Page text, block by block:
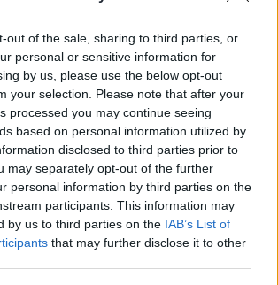
out of the sale, sharing to third parties, or
personal or sensitive information for
by us, please use the below opt-out
your selection. Please note that after your
processed you may continue seeing
based on personal information utilized by
disclosed to third parties prior to
may separately opt-out of the further
personal information by third parties on the
participants. This information may
by us to third parties on the IAB’s List of
that may further disclose it to other
összhangban bevezetett új
szabályok célja, hogy elősegítse a fizikai
beszállás során, és biztosítsa az
tisztaságot a repülőgépek fedélzetén.
védelme érdekében hozott
a társaság arra kéri az utasokat,
végezzék el...